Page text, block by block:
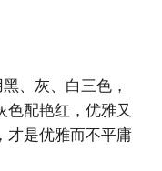
、灰、白三色，
色配艳红，优雅又
才是优雅而不平庸